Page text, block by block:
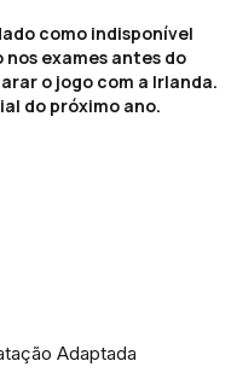
como indisponível
exames antes do
o jogo com a Irlanda.
do próximo ano.
Adaptada